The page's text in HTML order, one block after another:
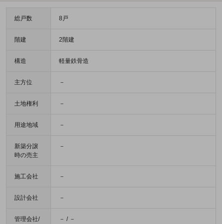
総戸数 8戸
階建 2階建
構造 軽量鉄骨造
主方位 －
土地権利 －
用途地域 －
新築分譲
時の売主
－
施工会社 －
設計会社 －
管理会社/
－ / －